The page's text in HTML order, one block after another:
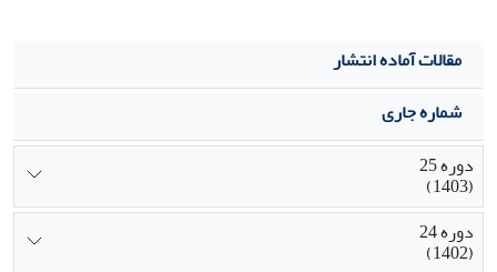
مقالات آماده انتشار
شماره جاری
دوره 25
(1403)
دوره 24
(1402)